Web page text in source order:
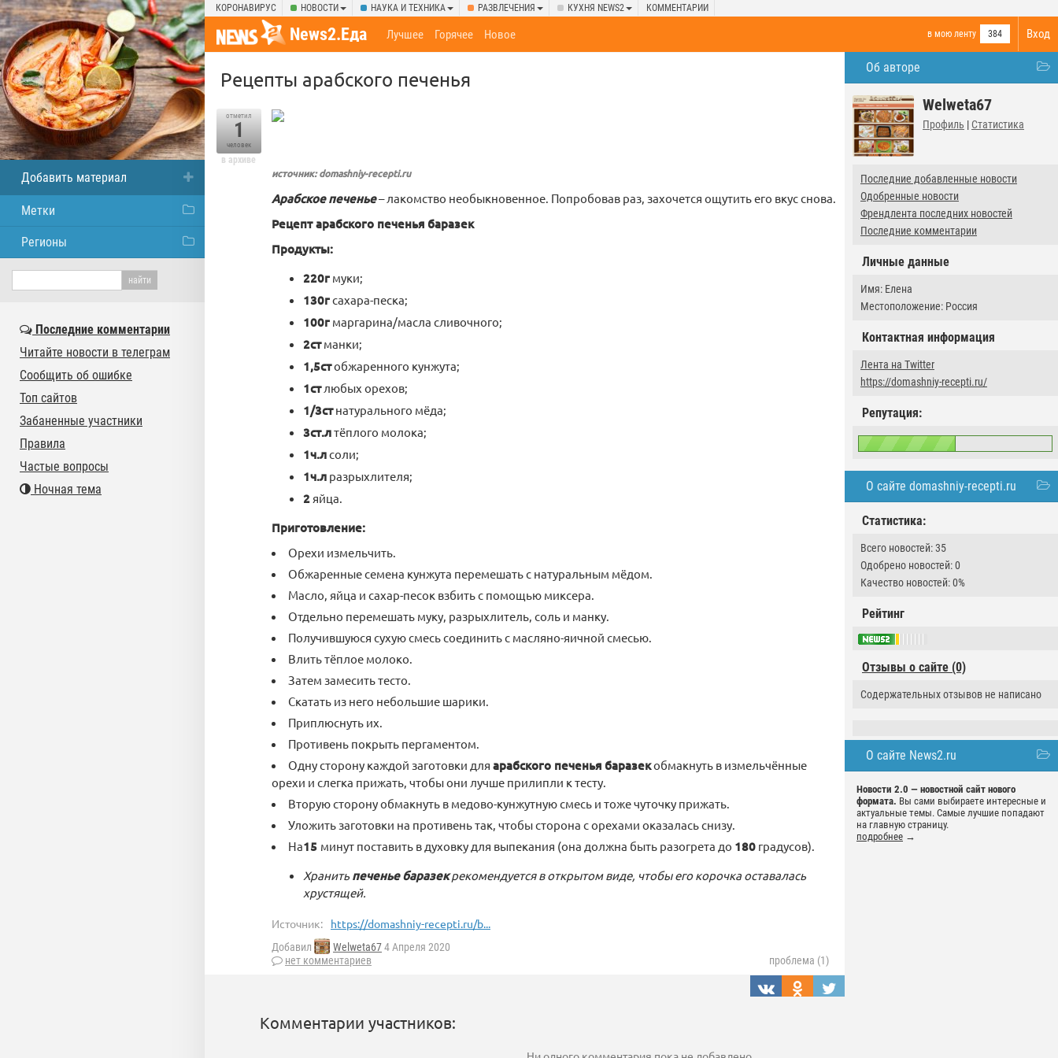
КОРОНАВИРУС НОВОСТИ НАУКА И ТЕХНИКА РАЗВЛЕЧЕНИЯ КУХНЯ NEWS2 КОММЕНТАРИИ
Вход
News2.Еда в мою ленту 384
Лучшее Горячее Новое
Об авторе
Welweta67
Профиль | Статистика
Последние добавленные новости
Одобренные новости
Френдлента последних новостей
Последние комментарии
Личные данные
Имя: Елена
Местоположение: Россия
Контактная информация
Лента на Twitter
https://domashniy-recepti.ru/
Репутация:
О сайте domashniy-recepti.ru
Статистика:
Всего новостей: 35
Одобрено новостей: 0
Качество новостей: 0%
Рейтинг
Отзывы о сайте (0)
Содержательных отзывов не написано
О сайте News2.ru
Новости 2.0 — новостной сайт нового
формата. Вы сами выбираете интересные и
актуальные темы. Самые лучшие попадают
на главную страницу.
подробнее →
Рецепты арабского печенья
отметил
1
человек
в архиве
источник: domashniy-recepti.ru
Арабское печенье– лакомство необыкновенное. Попробовав раз, захочется ощутить его вкус снова.
Рецепт арабского печенья баразек
Продукты:
220г муки;
130гсахара-песка;
100г маргарина/масла сливочного;
2стманки;
1,5стобжаренного кунжута;
1стлюбых орехов;
1/3стнатурального мёда;
3ст.лтёплого молока;
1ч.лсоли;
1ч.л разрыхлителя;
2 яйца.
Приготовление:
Орехи измельчить.
Обжаренные семена кунжута перемешать с натуральным мёдом.
Масло, яйца и сахар-песок взбить с помощью миксера.
Отдельно перемешать муку, разрыхлитель, соль и манку.
Получившуюся сухую смесь соединить с масляно-яичной смесью.
Влить тёплое молоко.
Затем замесить тесто.
Скатать из него небольшие шарики.
Приплюснуть их.
Противень покрыть пергаментом.
Одну сторону каждой заготовки для арабского печенья баразекобмакнуть в измельчённые
орехи и слегка прижать, чтобы они лучше прилипли к тесту.
Вторую сторону обмакнуть в медово-кунжутную смесь и тоже чуточку прижать.
Уложить заготовки на противень так, чтобы сторона с орехами оказалась снизу.
На15 минут поставить в духовку для выпекания (она должна быть разогрета до 180 градусов).
Хранить печенье баразекрекомендуется в открытом виде, чтобы его корочка оставалась
хрустящей.
Источник: https://domashniy-recepti.ru/b...
Добавил Welweta674 Апреля 2020
нет комментариев
проблема (1)
Комментарии участников:
Добавить материал
Метки
Регионы
Последние комментарии
Читайте новости в телеграм
Сообщить об ошибке
Топ сайтов
Забаненные участники
Правила
Частые вопросы
Ночная тема